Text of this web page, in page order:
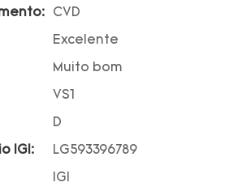
CVD
Excelente
Muito bom
VS1
D
IGI: LG593396789
IGI